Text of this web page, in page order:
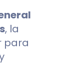
, la
para